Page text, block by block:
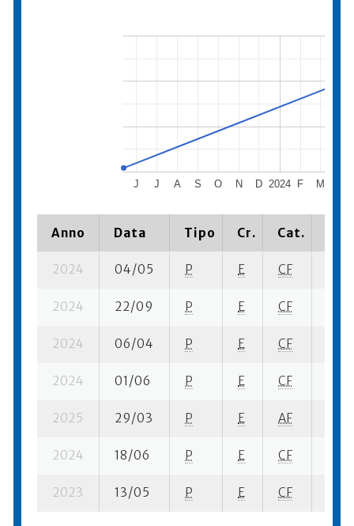
2024
J J A S O N D F M
Anno Data Tipo Cr. Cat.
2024 04/05 P E CF
2024 22/09 P E CF
2024 06/04 P E CF
2024 01/06 P E CF
2025 29/03 P E AF
2024 18/06 P E CF
2023 13/05 P E CF